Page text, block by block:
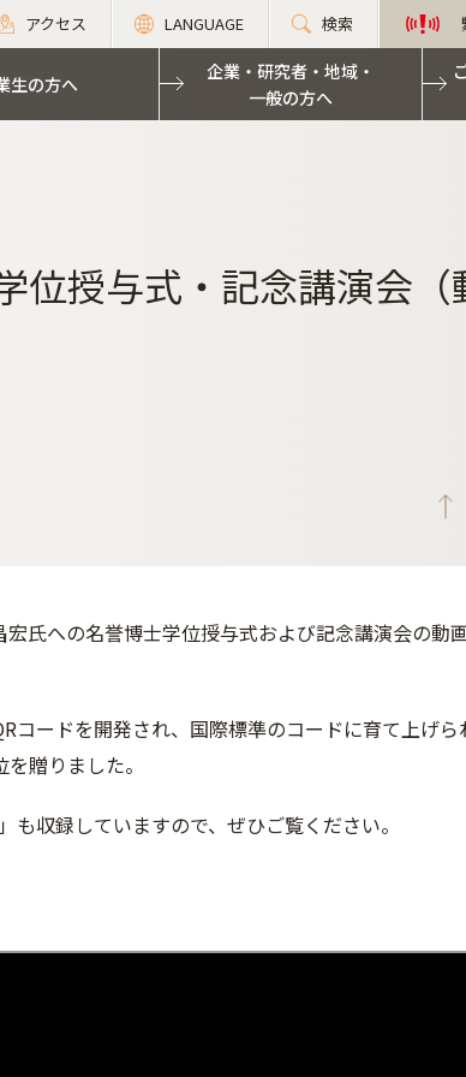
アクセス LANGUAGE 検索
生の方へ
企業・研究者・地域・
一般の方へ
授与式・記念講演会（
氏への名誉博士学位授与式および記念講演会の動
ードを開発され、国際標準のコードに育て上げら
贈りました。
収録していますので、ぜひご覧ください。